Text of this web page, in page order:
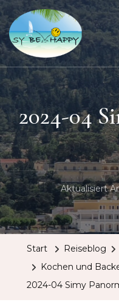
Sailing Be
ein Traum wird wahr
2024-04
Aktualisiert
Start Reiseblog
Kochen und
2024-04 Simy